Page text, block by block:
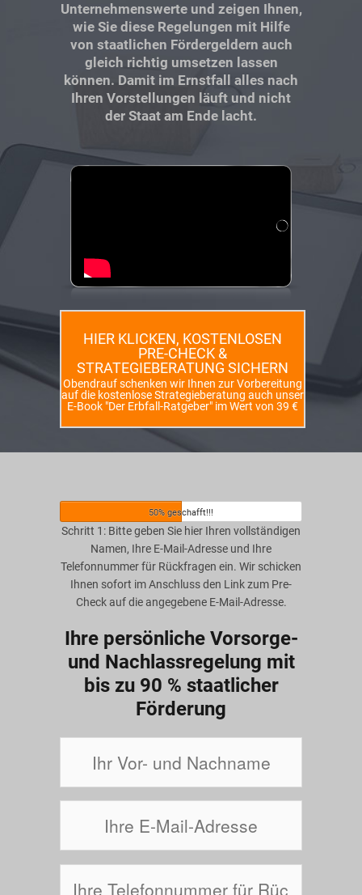
Unternehmenswerte und zeigen Ihnen,
wie Sie diese Regelungen mit Hilfe
von staatlichen Fördergeldern auch
gleich richtig umsetzen lassen
können. Damit im Ernstfall alles nach
Ihren Vorstellungen läuft und nicht
der Staat am Ende lacht.
HIER KLICKEN, KOSTENLOSEN
PRE-CHECK &
STRATEGIEBERATUNG SICHERN
Obendrauf schenken wir Ihnen zur Vorbereitung
auf die kostenlose Strategieberatung auch unser
E-Book "Der Erbfall-Ratgeber" im Wert von 39 €
50% geschafft!!!
Schritt 1: Bitte geben Sie hier Ihren vollständigen
Namen, Ihre E-Mail-Adresse und Ihre
Telefonnummer für Rückfragen ein. Wir schicken
Ihnen sofort im Anschluss den Link zum Pre-
Check auf die angegebene E-Mail-Adresse.
Ihre persönliche Vorsorge-
und Nachlassregelung mit
bis zu 90 % staatlicher
Förderung